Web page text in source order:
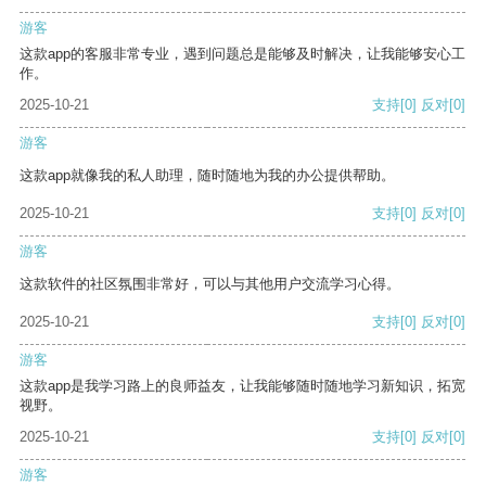
游客
这款app的客服非常专业，遇到问题总是能够及时解决，让我能够安心工
作。
2025-10-21
支持[0] 反对[0]
游客
这款app就像我的私人助理，随时随地为我的办公提供帮助。
2025-10-21 支持[0] 反对[0]
游客
这款软件的社区氛围非常好，可以与其他用户交流学习心得。
2025-10-21 支持[0] 反对[0]
游客
这款app是我学习路上的良师益友，让我能够随时随地学习新知识，拓宽
视野。
2025-10-21
支持[0] 反对[0]
游客